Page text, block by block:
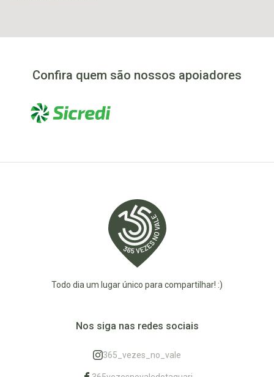
Confira quem são nossos apoiadores
Todo dia um lugar único para compartilhar! :)
Nos siga nas redes sociais
365_vezes_no_vale